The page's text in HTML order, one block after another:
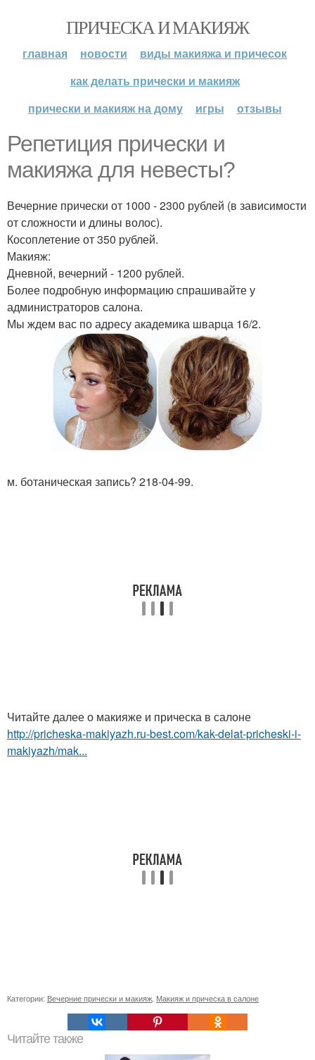
ПРИЧЕСКА И МАКИЯЖ
главная новости
виды макияжа и причесок
как делать прически и макияж
прически и макияж на дому
игры отзывы
Репетиция прически и
макияжа для невесты?
Вечерние прически от 1000 - 2300 рублей (в зависимости
от сложности и длины волос).
Косоплетение от 350 рублей.
Макияж:
Дневной, вечерний - 1200 рублей.
Более подробную информацию спрашивайте у
администраторов салона.
Мы ждем вас по адресу академика шварца 16/2.
м. ботаническая запись? 218-04-99.
Читайте далее о макияже и прическа в салоне
http://pricheska-makiyazh.ru-best.com/kak-delat-pricheski-i-
makiyazh/mak...
Категории: Вечерние прически и макияж Макияж и прическа в салоне
Читайте также